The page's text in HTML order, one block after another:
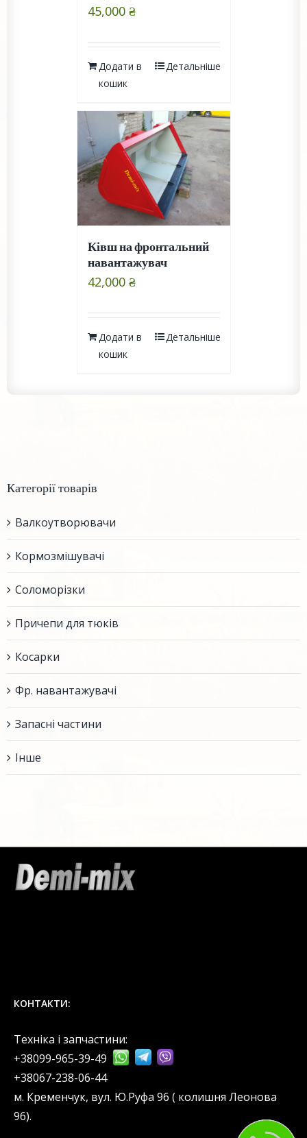
45,000 ₴
Додати в
кошик
Детальніше
Ківш на фронтальний
навантажувач
42,000 ₴
Додати в
кошик
Детальніше
Категорії товарів
Валкоутворювачи
Кормозмішувачі
Соломорізки
Причепи для тюків
Косарки
Фр. навантажувачі
Запасні частини
Інше
КОНТАКТИ:
Техніка і запчастини:
+38099-965-39-49
‎+38067-238-06-44
м. Кременчук, вул. Ю.Руфа 96 ( колишня Леонова
96).